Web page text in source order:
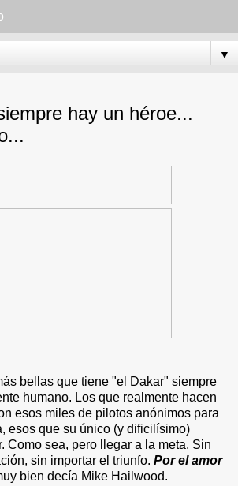
▼
hay un héroe...
bellas que tiene "el Dakar" siempre
humano. Los que realmente hacen
esos miles de pilotos anónimos para
esos que su único (y dificilísimo)
Como sea, pero llegar a la meta. Sin
sin importar el triunfo. Por el amor
bien decía Mike Hailwood.